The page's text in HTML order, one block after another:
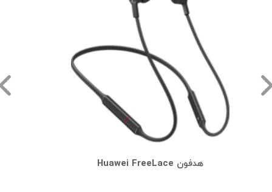
هدفون Huawei FreeLace